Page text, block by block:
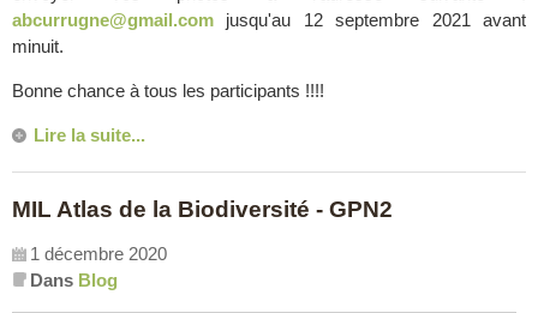
abcurrugne@gmail.com jusqu'au 12 septembre 2021 avant
minuit.
Bonne chance à tous les participants !!!!
Lire la suite...
MIL Atlas de la Biodiversité - GPN2
1 décembre 2020
Dans Blog